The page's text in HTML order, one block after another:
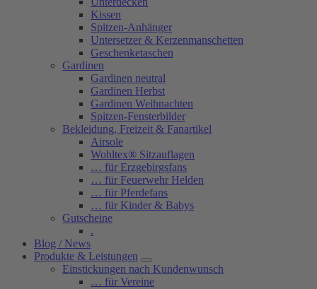
Kissen
Spitzen-Anhänger
Untersetzer & Kerzenmanschetten
Geschenketaschen
Gardinen
Gardinen neutral
Gardinen Herbst
Gardinen Weihnachten
Spitzen-Fensterbilder
Bekleidung, Freizeit & Fanartikel
Airsole
Wohltex® Sitzauflagen
… für Erzgebirgsfans
… für Feuerwehr Helden
… für Pferdefans
… für Kinder & Babys
Gutscheine
.
Blog / News
Produkte & Leistungen
Einstickungen nach Kundenwunsch
… für Vereine